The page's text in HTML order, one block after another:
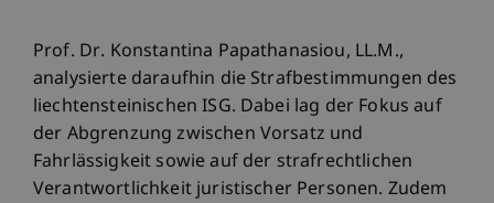
Prof. Dr. Konstantina Papathanasiou, LL.M.,
analysierte daraufhin die Strafbestimmungen des
liechtensteinischen ISG. Dabei lag der Fokus auf
der Abgrenzung zwischen Vorsatz und
Fahrlässigkeit sowie auf der strafrechtlichen
Verantwortlichkeit juristischer Personen. Zudem